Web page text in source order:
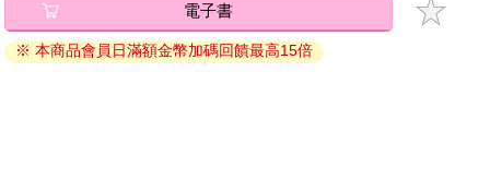
退換貨須知：
因版權保護，您在金石堂所購買的電子書僅能以金石堂專屬
電子書
※ 本商品會員日滿額金幣加碼回饋最高15倍